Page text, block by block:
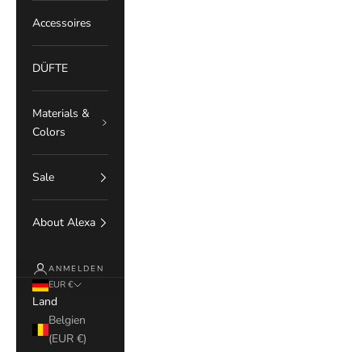
Accessoires
DÜFTE
Materials &
Colors
Sale
About Alexa
ANMELDEN
EUR €
Land
Belgien
(EUR €)